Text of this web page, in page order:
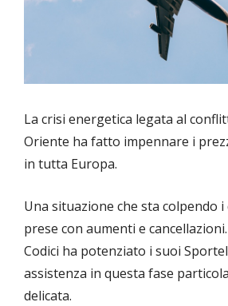
La crisi energetica legata al
Oriente ha fatto impennare i
in tutta Europa.
Una situazione che sta colpendo
prese con aumenti e
Codici ha potenziato i suoi
assistenza in questa fase
delicata.